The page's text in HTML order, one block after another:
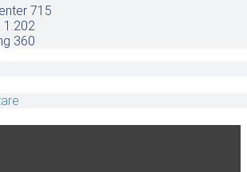
715
1.202
360